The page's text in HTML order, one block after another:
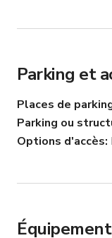
- Vues sur le
Un lien vidéo peut
Parking et
Places de
Parking ou
Options d'accès